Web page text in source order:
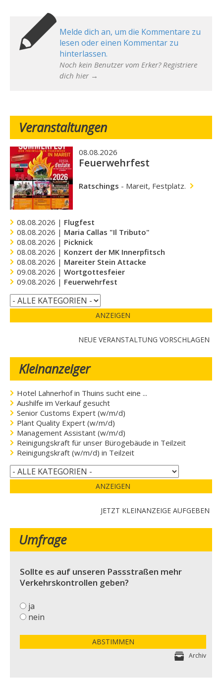
Melde dich an, um die Kommentare zu
lesen oder einen Kommentar zu
hinterlassen.
Noch kein Benutzer vom Erker? Registriere
dich hier →
Veranstaltungen
08.08.2026
Feuerwehrfest
Ratschings - Mareit, Festplatz.
08.08.2026 | Flugfest
08.08.2026 | Maria Callas "Il Tributo"
08.08.2026 | Picknick
08.08.2026 | Konzert der MK Innerpfitsch
08.08.2026 | Mareiter Stein Attacke
09.08.2026 | Wortgottesfeier
09.08.2026 | Feuerwehrfest
ANZEIGEN
NEUE VERANSTALTUNG VORSCHLAGEN
Kleinanzeiger
Hotel Lahnerhof in Thuins sucht eine ...
Aushilfe im Verkauf gesucht
Senior Customs Expert (w/m/d)
Plant Quality Expert (w/m/d)
Management Assistant (w/m/d)
Reinigungskraft für unser Bürogebäude in Teilzeit
Reinigungskraft (w/m/d) in Teilzeit
ANZEIGEN
JETZT KLEINANZEIGE AUFGEBEN
Umfrage
Sollte es auf unseren Passstraßen mehr
Verkehrskontrollen geben?
ja
nein
ABSTIMMEN
Archiv